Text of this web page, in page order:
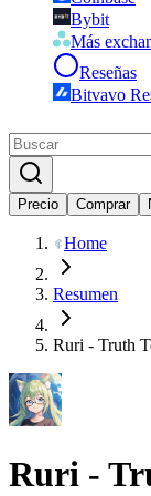
Bybit
Más
Reseñas
Bitvavo
Precio Comprar
Home
Resumen
Ruri - Truth
Ruri -